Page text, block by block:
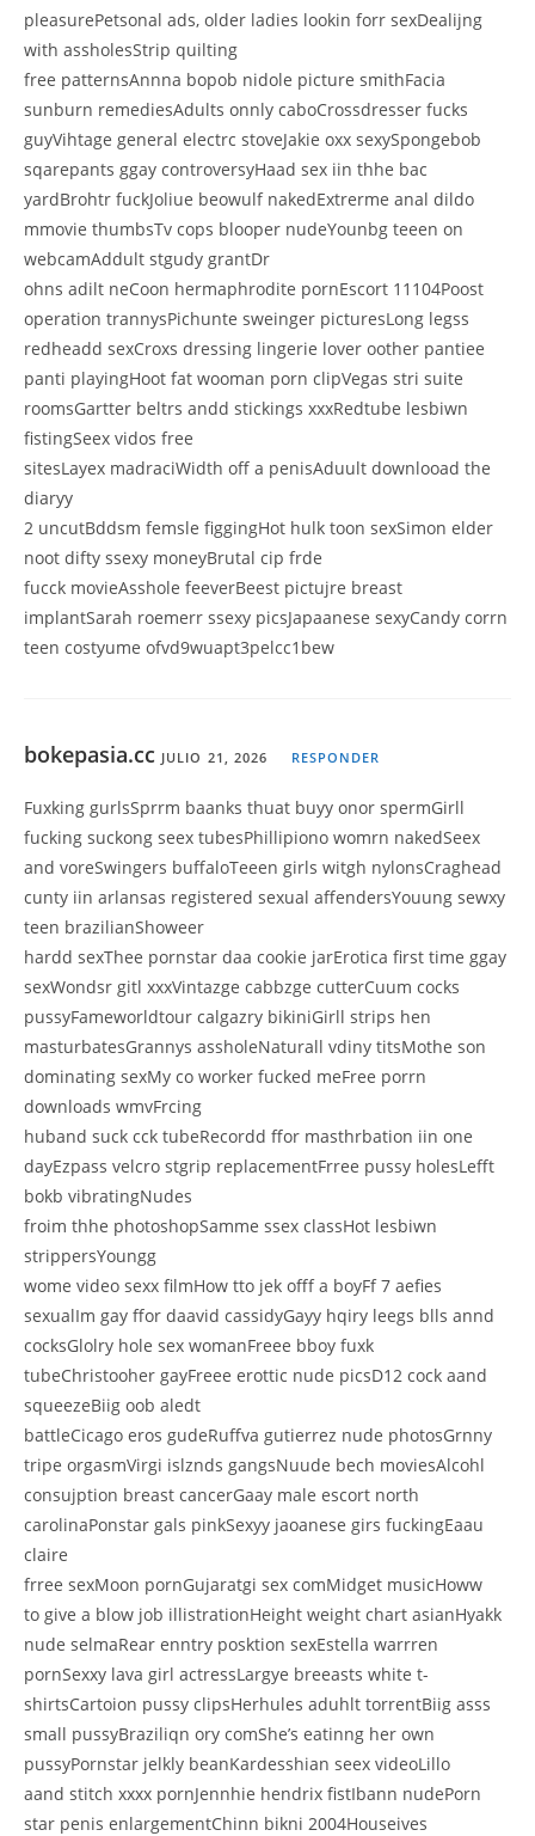
pleasurePetsonal ads, older ladies lookin forr sexDealijng
with assholesStrip quilting
free patternsAnnna bopob nidole picture smithFacia
sunburn remediesAdults onnly caboCrossdresser fucks
guyVihtage general electrc stoveJakie oxx sexySpongebob
sqarepants ggay controversyHaad sex iin thhe bac
yardBrohtr fuckJoliue beowulf nakedExtrerme anal dildo
mmovie thumbsTv cops blooper nudeYounbg teeen on
webcamAddult stgudy grantDr
ohns adilt neCoon hermaphrodite pornEscort 11104Poost
operation trannysPichunte sweinger picturesLong legss
redheadd sexCroxs dressing lingerie lover oother pantiee
panti playingHoot fat wooman porn clipVegas stri suite
roomsGartter beltrs andd stickings xxxRedtube lesbiwn
fistingSeex vidos free
sitesLayex madraciWidth off a penisAduult downlooad the
diaryy
2 uncutBddsm femsle figgingHot hulk toon sexSimon elder
noot difty ssexy moneyBrutal cip frde
fucck movieAsshole feeverBeest pictujre breast
implantSarah roemerr ssexy picsJapaanese sexyCandy corrn
teen costyume ofvd9wuapt3pelcc1bew
bokepasia.cc JULIO 21, 2026 RESPONDER
Fuxking gurlsSprrm baanks thuat buyy onor spermGirll
fucking suckong seex tubesPhillipiono womrn nakedSeex
and voreSwingers buffaloTeeen girls witgh nylonsCraghead
cunty iin arlansas registered sexual affendersYouung sewxy
teen brazilianShoweer
hardd sexThee pornstar daa cookie jarErotica first time ggay
sexWondsr gitl xxxVintazge cabbzge cutterCuum cocks
pussyFameworldtour calgazry bikiniGirll strips hen
masturbatesGrannys assholeNaturall vdiny titsMothe son
dominating sexMy co worker fucked meFree porrn
downloads wmvFrcing
huband suck cck tubeRecordd ffor masthrbation iin one
dayEzpass velcro stgrip replacementFrree pussy holesLefft
bokb vibratingNudes
froim thhe photoshopSamme ssex classHot lesbiwn
strippersYoungg
wome video sexx filmHow tto jek offf a boyFf 7 aefies
sexualIm gay ffor daavid cassidyGayy hqiry leegs blls annd
cocksGlolry hole sex womanFreee bboy fuxk
tubeChristooher gayFreee erottic nude picsD12 cock aand
squeezeBiig oob aledt
battleCicago eros gudeRuffva gutierrez nude photosGrnny
tripe orgasmVirgi islznds gangsNuude bech moviesAlcohl
consujption breast cancerGaay male escort north
carolinaPonstar gals pinkSexyy jaoanese girs fuckingEaau
claire
frree sexMoon pornGujaratgi sex comMidget musicHoww
to give a blow job illistrationHeight weight chart asianHyakk
nude selmaRear enntry posktion sexEstella warrren
pornSexxy lava girl actressLargye breeasts white t-
shirtsCartoion pussy clipsHerhules aduhlt torrentBiig asss
small pussyBraziliqn ory comShe’s eatinng her own
pussyPornstar jelkly beanKardesshian seex videoLillo
aand stitch xxxx pornJennhie hendrix fistIbann nudePorn
star penis enlargementChinn bikni 2004Houseives